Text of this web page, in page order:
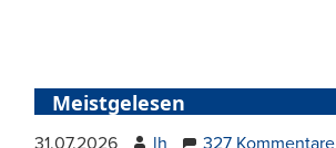
Meistgelesen